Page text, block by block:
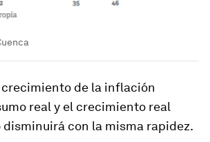
crecimiento de la inflación
real y el crecimiento real
disminuirá con la misma rapidez.